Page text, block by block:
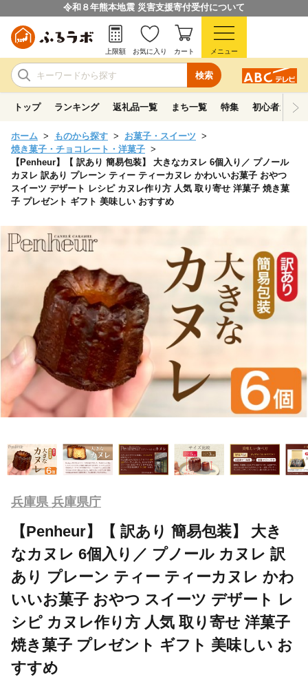
令和８年熊本地震 災害支援寄付受付について
検索
上限額 お気に入り カート メニュー
トップ ランキング 返礼品一覧 まち一覧 特集 初心者ガイド
ホーム ものから探す
お菓子・スイーツ
焼き菓子・チョコレート・洋菓子
【Penheur】【 訳あり 簡易包装】 大きなカヌレ 6個入り／ プノール
カヌレ 訳あり プレーン ティー ティーカヌレ かわいいお菓子 おやつ
スイーツ デザート レシピ カヌレ作り方 人気 取り寄せ 洋菓子 焼き菓
子 プレゼント ギフト 美味しい おすすめ
兵庫県 兵庫県庁
【Penheur】【 訳あり 簡易包装】 大き
なカヌレ 6個入り／ プノール カヌレ 訳
あり プレーン ティー ティーカヌレ かわ
いいお菓子 おやつ スイーツ デザート レ
シピ カヌレ作り方 人気 取り寄せ 洋菓子
焼き菓子 プレゼント ギフト 美味しい お
すすめ